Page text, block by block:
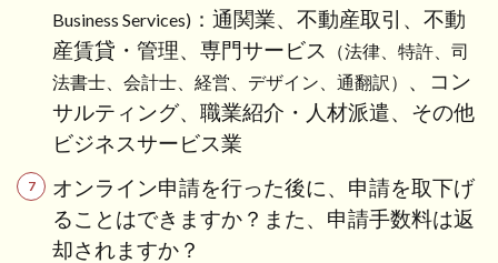
希
の
方
Business Services) ：通関業、不動産取引、不動
産賃貸・管理、専門サービス
（法律、特許、司
法書士、会計士、経営、デザイン、通翻訳） 、コン
サルティング、職業紹介・人材派遣、その他
ビジネスサービス業
オンライン申請を行った後に、申請を取下げ
ることはできますか？また、申請手数料は返
却されますか？